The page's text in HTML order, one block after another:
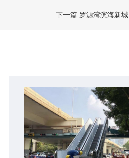
下一篇:罗源湾滨海新城